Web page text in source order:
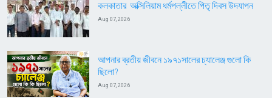
কলকাতার অক্সিলিয়াম ধর্মপল্লীতে পিতৃ দিবস উদযাপন
Aug 07, 2026
আপনার ব্রতীয় জীবনে ১৯৭১সালের চ্যালেঞ্জ গুলো কি
ছিলো?
Aug 07, 2026